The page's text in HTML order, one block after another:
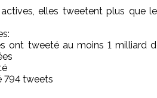
elles tweetent plus que
ont tweeté au moins 1 milliard
794 tweets